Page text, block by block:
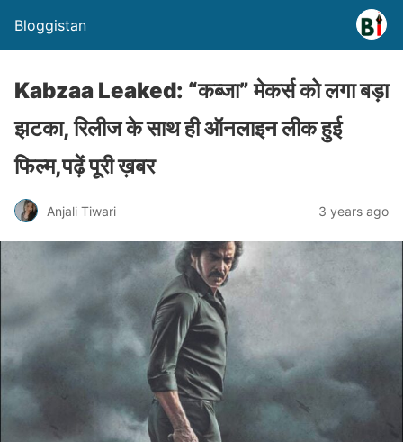
Bloggistan
Kabzaa Leaked: “कब्जा” मेकर्स को लगा बड़ा
झटका, रिलीज के साथ ही ऑनलाइन लीक हुई
फिल्म,पढ़ें पूरी ख़बर
Anjali Tiwari 3 years ago